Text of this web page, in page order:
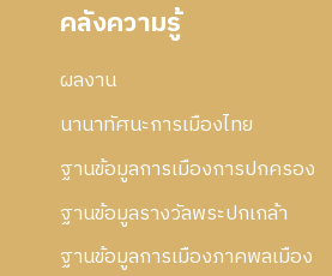
คลังความรู้
ผลงาน
นานาทัศนะการเมืองไทย
ฐานข้อมูลการเมืองการปกครอง
ฐานข้อมูลรางวัลพระปกเกล้า
ฐานข้อมูลการเมืองภาคพลเมือง